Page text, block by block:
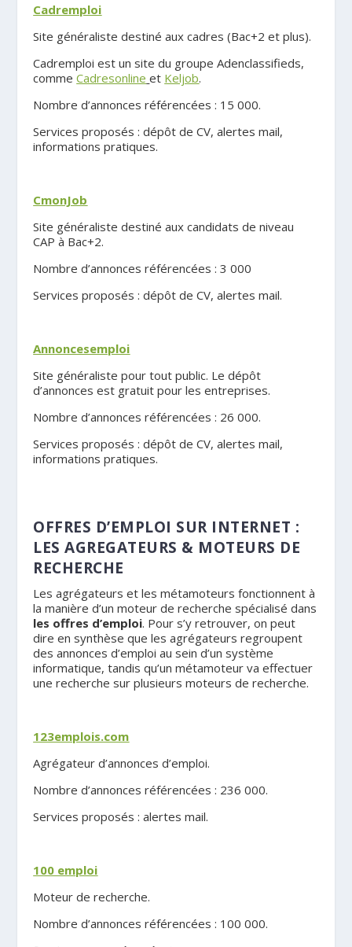
Cadremploi
Site généraliste destiné aux cadres (Bac+2 et plus).
Cadremploi est un site du groupe Adenclassifieds,
commeCadresonline et Keljob.
Nombre d’annonces référencées : 15 000.
Services proposés : dépôt de CV, alertes mail,
informations pratiques.
CmonJob
Site généraliste destiné aux candidats de niveau
CAP à Bac+2.
Nombre d’annonces référencées : 3 000
Services proposés : dépôt de CV, alertes mail.
Annoncesemploi
Site généraliste pour tout public. Le dépôt
d’annonces est gratuit pour les entreprises.
Nombre d’annonces référencées : 26 000.
Services proposés : dépôt de CV, alertes mail,
informations pratiques.
OFFRES D’EMPLOI SUR INTERNET :
LESAGREGATEURS & MOTEURS DE
RECHERCHE
Les agrégateurs et les métamoteurs fonctionnent à
la manière d’un moteur de recherche spécialisé dans
les offres d’emploi. Pour s’y retrouver, on peut
dire en synthèse que les agrégateurs regroupent
des annonces d’emploi au sein d’un système
informatique, tandis qu’un métamoteur va effectuer
une recherche sur plusieurs moteurs de recherche.
123emplois.com
Agrégateur d’annonces d’emploi.
Nombre d’annonces référencées : 236 000.
Services proposés : alertes mail.
100 emploi
Moteur de recherche.
Nombre d’annonces référencées : 100 000.